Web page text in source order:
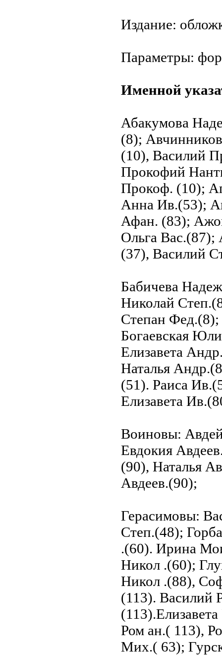
Издание:
Параметры:
Именной
Абакумова
(8);
(10), Василий
Прокофий
Прокоф. (10);
Анна Ив.(53);
Афан. (83);
Ольга Вас.(87);
(37), Василий
Бабичева
Николай
Степан
Богаевская
Елизавета
Наталья
(51). Раиса
Елизавета
Воиновы:
Евдокия
(90), Наталья
Авдеев.(90);
Герасимовы:
Степ.(48);
.(60). Ирина
Никол .(60);
Никол .(88),
(113). Василий
Ром ан.( 113),
Мих.( 63);